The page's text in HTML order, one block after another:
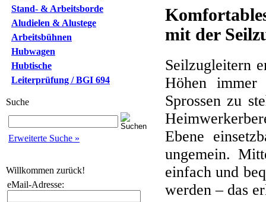
Stand- & Arbeitsborde
Aludielen & Alustege
Arbeitsbühnen
Hubwagen
Hubtische
Leiterprüfung / BGI 694
Suche
Erweiterte Suche »
Willkommen zurück!
eMail-Adresse:
mit der
Seilzugleitern
Höhen
Sprossen zu
Ebene
ungemein.
einfach und
werden – das